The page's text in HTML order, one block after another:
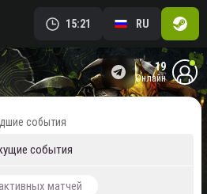
15:21 RU
19
онлайн
события
события
матчей